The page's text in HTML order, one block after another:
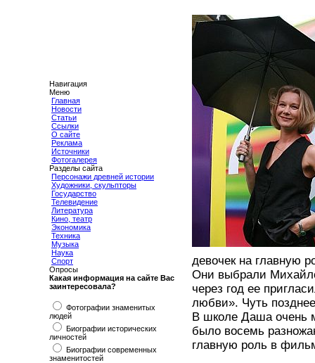
Навигация
Меню
Главная
Новости
Статьи
Ссылки
О сайте
Реклама
Источники
Фотогалерея
Разделы сайта
Персонажи древней истории
Художники, скульпторы
Государство
Телевидение
Литература
Кино, театр
Экономика
Техника
Музыка
Наука
Спорт
Опросы
Какая информация на сайте Вас
заинтересовала?
Фотографии знаменитых
людей
Биографии исторических
личностей
Биографии современных
знаменитостей
девочек на главную
Они выбрали
через год ее
любви». Чуть
В школе Даша очень
было восемь
главную роль в